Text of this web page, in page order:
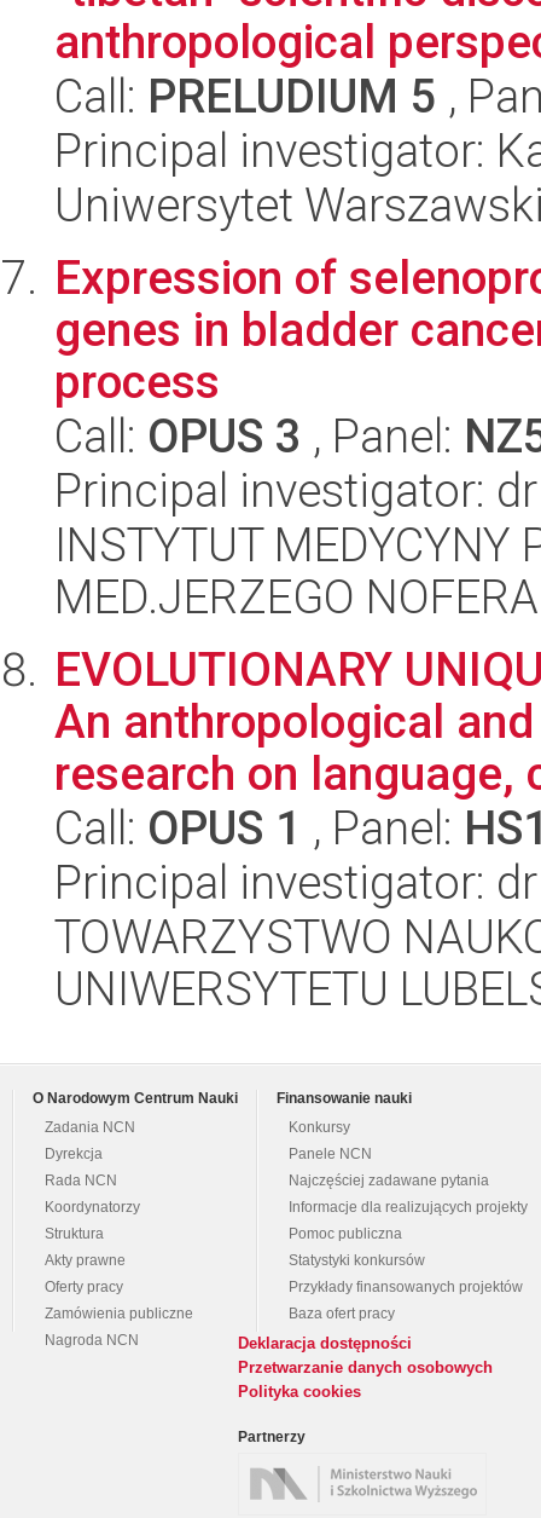
anthropological
Call: PRELUDIUM 5 ,
Principal investigator:
Uniwersytet
Expression of
genes in bladder
process
Call: OPUS 3 , Panel:
Principal investigator:
INSTYTUT MEDYCYNY
MED.JERZEGO
EVOLUTIONARY
An anthropological
research on language,
Call: OPUS 1 , Panel:
Principal investigator:
TOWARZYSTWO
UNIWERSYTETU
O Narodowym Centrum Nauki
Zadania NCN
Dyrekcja
Rada NCN
Koordynatorzy
Struktura
Akty prawne
Oferty pracy
Zamówienia publiczne
Nagroda NCN
Finansowanie nauki
Konkursy
Panele NCN
Najczęściej zadawane pytania
Informacje dla realizujących projekty
Pomoc publiczna
Statystyki konkursów
Przykłady finansowanych projektów
Baza ofert pracy
Deklaracja dostępności
Przetwarzanie danych osobowych
Polityka cookies
Partnerzy